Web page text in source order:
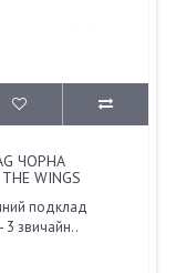
ЧОРНА
WINGS
подклад
3 звичайн..